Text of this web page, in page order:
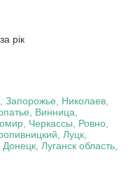
рік
Запорожье, Николаев,
Винница,
Черкассы, Ровно,
Луцк,
Луганск область,